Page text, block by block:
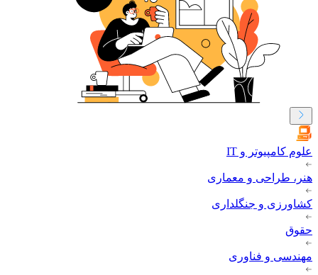
علوم کامپیوتر و IT
هنر، طراحی و معماری
کشاورزی و جنگلداری
حقوق
مهندسی و فناوری